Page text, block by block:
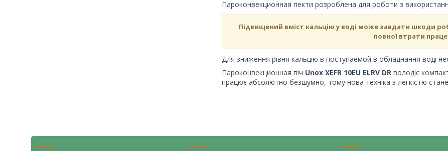
Пароконвекционная пекти розроблена для роботи з
Підвищений вміст кальцію у воді може завдати шкоди
повної втрати
Для зниження рівня кальцію в поступаемой в обладнання воді
Пароконвекционная піч Unox XEFR 10EU ELRV DR володіє
працює абсолютно безшумно, тому нова техніка з легкістю